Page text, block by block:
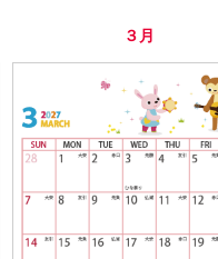
３月